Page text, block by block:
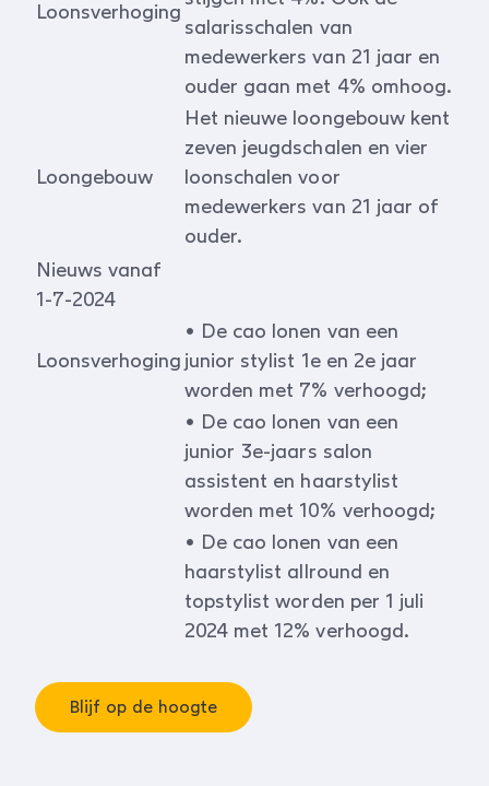
Loonsverhoging
salarisschalen van
medewerkers van 21 jaar en
ouder gaan met 4% omhoog.
Loongebouw
Het nieuwe loongebouw kent
zeven jeugdschalen en vier
loonschalen voor
medewerkers van 21 jaar of
ouder.
Nieuws vanaf
1-7-2024
Loonsverhoging
• De cao lonen van een
junior stylist 1e en 2e jaar
worden met 7% verhoogd;
• De cao lonen van een
junior 3e-jaars salon
assistent en haarstylist
worden met 10% verhoogd;
• De cao lonen van een
haarstylist allround en
topstylist worden per 1 juli
2024 met 12% verhoogd.
Blijf op de hoogte